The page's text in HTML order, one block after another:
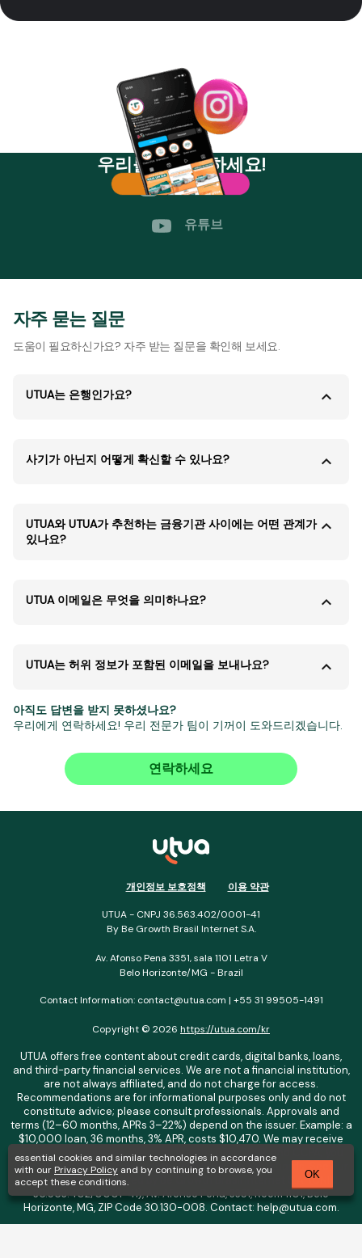
우리를 팔로우하세요!
인스타그램
유튜브
자주 묻는 질문
도움이 필요하신가요? 자주 받는 질문을 확인해 보세요.
UTUA는 은행인가요?
사기가 아닌지 어떻게 확신할 수 있나요?
UTUA와 UTUA가 추천하는 금융기관 사이에는 어떤 관계가
있나요?
UTUA 이메일은 무엇을 의미하나요?
UTUA는 허위 정보가 포함된 이메일을 보내나요?
아직도 답변을 받지 못하셨나요?
우리에게 연락하세요! 우리 전문가 팀이 기꺼이 도와드리겠습니다.
연락하세요
개인정보 보호정책 이용 약관
UTUA - CNPJ 36.563.402/0001-41
By Be Growth Brasil Internet S.A.
Av. Afonso Pena 3351, sala 1101 Letra V
Belo Horizonte/MG - Brazil
Contact Information: contact@utua.com | +55 31 99505-1491
Copyright © 2026 https://utua.com/kr
UTUA offers free content about credit cards, digital banks, loans,
and third-party financial services. We are not a financial institution,
are not always affiliated, and do not charge for access.
Recommendations are for informational purposes only and do not
constitute advice; please consult professionals. Approvals and
terms (12–60 months, APRs 3–22%) depend on the issuer. Example: a
$10,000 loan, 36 months, 3% APR, costs $10,470. We may receive
affiliate commissions. We comply with LGPD, GDPR, and CCPA; you
may access or delete your data. Transfers use safeguards. See our
Privacy Policy. Operated by Be Growth Brasil Internet S.A. (CNPJ:
36.563.402/0001-41), Av. Afonso Pena, 3351, Room 1101, Belo
Horizonte, MG, ZIP Code 30.130-008. Contact: help@utua.com.
essential cookies and similar technologies in accordance
with our Privacy Policy and by continuing to browse, you
accept these conditions.
OK